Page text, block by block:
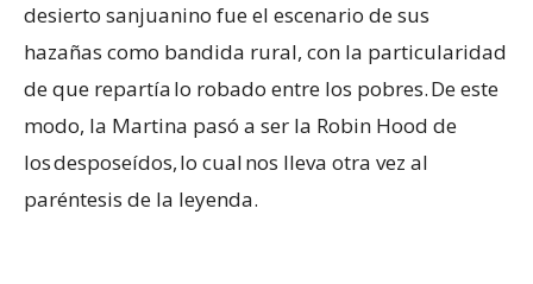
desierto sanjuanino fue el escenario de sus
hazañas como bandida rural, con la particularidad
de que repartía lo robado entre los pobres. De este
modo, la Martina pasó a ser la Robin Hood de
los desposeídos, lo cual nos lleva otra vez al
paréntesis de la leyenda.